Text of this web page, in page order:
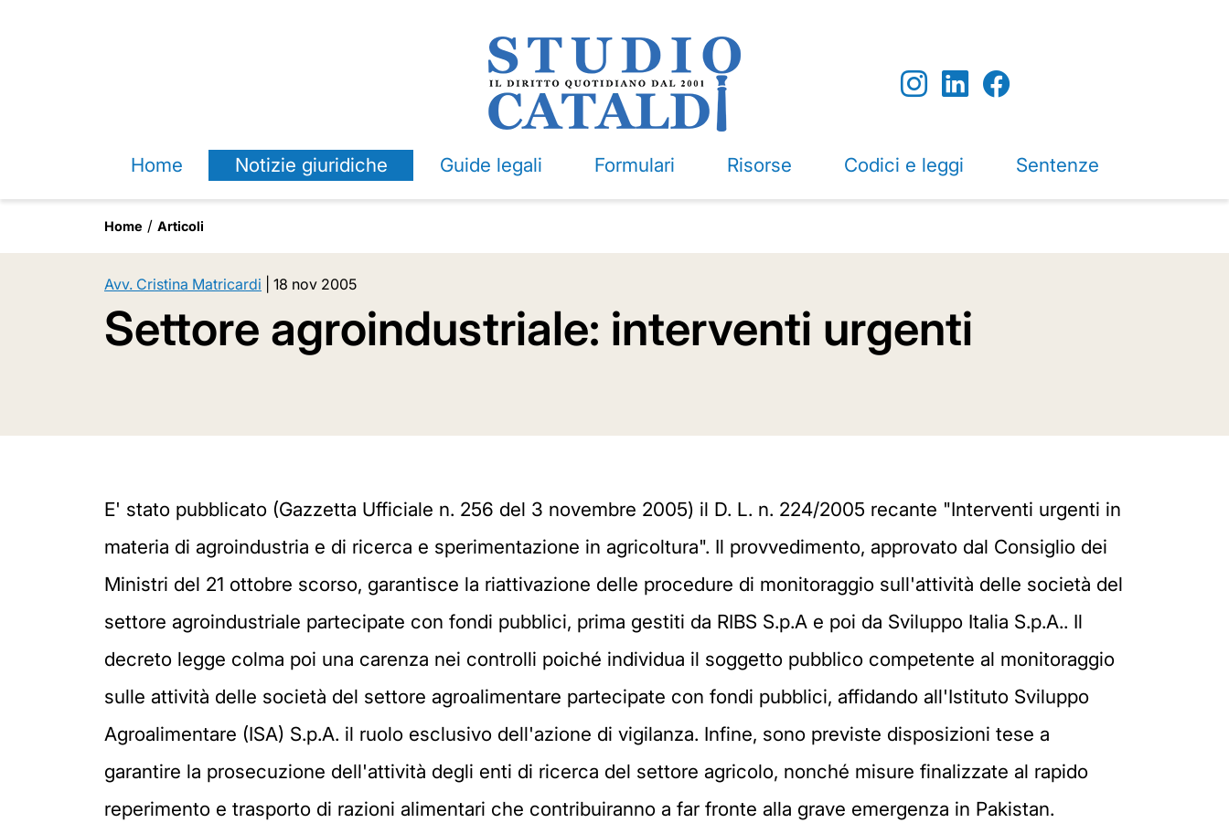
Home Notizie giuridiche Guide legali Formulari Risorse Codici e leggi Sentenze
Home Articoli
Avv. Cristina Matricardi 18 nov 2005
Settore agroindustriale: interventi urgenti
E' stato pubblicato (Gazzetta Ufficiale n. 256 del 3 novembre 2005) il D. L. n. 224/2005 recante "Interventi urgenti in
materia di agroindustria e di ricerca e sperimentazione in agricoltura". Il provvedimento, approvato dal Consiglio dei
Ministri del 21 ottobre scorso, garantisce la riattivazione delle procedure di monitoraggio sull'attività delle società del
settore agroindustriale partecipate con fondi pubblici, prima gestiti da RIBS S.p.A e poi da Sviluppo Italia S.p.A.. Il
decreto legge colma poi una carenza nei controlli poiché individua il soggetto pubblico competente al monitoraggio
sulle attività delle società del settore agroalimentare partecipate con fondi pubblici, affidando all'Istituto Sviluppo
Agroalimentare (ISA) S.p.A. il ruolo esclusivo dell'azione di vigilanza. Infine, sono previste disposizioni tese a
garantire la prosecuzione dell'attività degli enti di ricerca del settore agricolo, nonché misure finalizzate al rapido
reperimento e trasporto di razioni alimentari che contribuiranno a far fronte alla grave emergenza in Pakistan.